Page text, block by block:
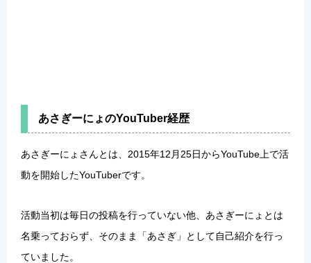
あさぎーにょのYouTuber経歴
あさぎーにょさんとは、 2015年12月25日からYouTube上で活
動を開始したYouTuberです。
活動当初は毎日の投稿を行っていない他、あさぎーにょとは
名乗っておらず、そのまま「あさぎ」として自己紹介を行っ
ていました。